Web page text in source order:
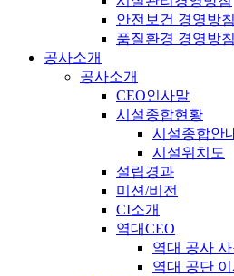
안전보건 경영방침
품질환경 경영방침
공사소개
공사소개
CEO인사말
시설종합현황
시설종합안
시설위치도
설립경과
미션/비전
CI소개
역대CEO
역대 공사
역대 공단